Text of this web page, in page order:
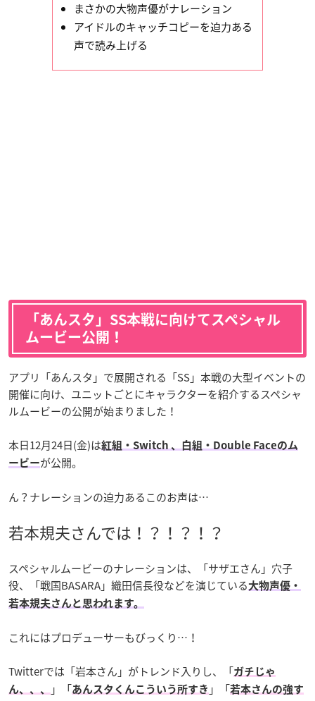
まさかの大物声優がナレーション
アイドルのキャッチコピーを迫力ある
声で読み上げる
「あんスタ」SS本戦に向けてスペシャル
ムービー公開！
アプリ「あんスタ」で展開される「SS」本戦の大型イベントの
開催に向け、ユニットごとにキャラクターを紹介するスペシャ
ルムービーの公開が始まりました！
本日12月24日(金)は紅組・Switch 、白組・Double Faceのム
ービーが公開。
ん？ナレーションの迫力あるこのお声は…
若本規夫さんでは！？！？！？
スペシャルムービーのナレーションは、「サザエさん」穴子
役、「戦国BASARA」織田信長役などを演じている大物声優・
若本規夫さんと思われます。
これにはプロデューサーもびっくり…！
Twitterでは「岩本さん」がトレンド入りし、「ガチじゃ
ん、、、
」「あんスタくんこういう所すき 」「若本さんの強す